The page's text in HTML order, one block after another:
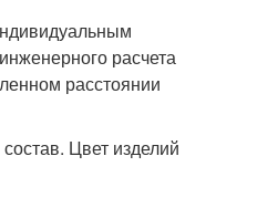
расчета
расстоянии
Цвет изделий